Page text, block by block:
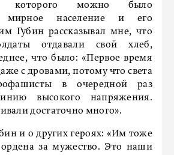
можно было
мирное население и его
Губин рассказывал мне, что
отдавали свой хлеб,
что было: «Первое время
с дровами, потому что света
в очередной раз
высокого напряжения.
достаточно много».
и о других героях: «Им тоже
за мужество. Это наши